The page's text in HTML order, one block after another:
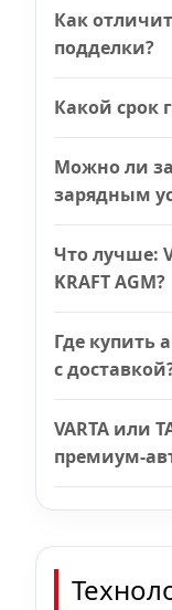
Как
подделки?
Какой срок
Можно ли
зарядным
Что лучше:
KRAFT AGM?
Где купить
с
VARTA или
премиум-